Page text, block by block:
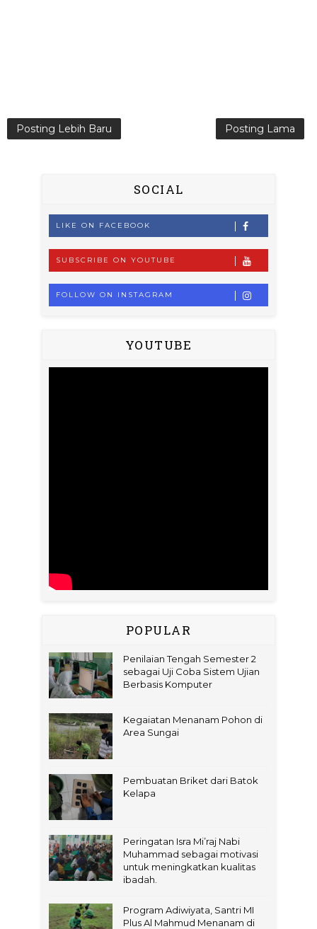
Posting Lebih Baru Posting Lama
SOCIAL
LIKE ON FACEBOOK
SUBSCRIBE ON YOUTUBE
FOLLOW ON INSTAGRAM
YOUTUBE
POPULAR
Penilaian Tengah Semester 2
sebagai Uji Coba Sistem Ujian
Berbasis Komputer
Kegaiatan Menanam Pohon di
Area Sungai
Pembuatan Briket dari Batok
Kelapa
Peringatan Isra Mi’raj Nabi
Muhammad sebagai motivasi
untuk meningkatkan kualitas
ibadah.
Program Adiwiyata, Santri MI
Plus Al Mahmud Menanam di